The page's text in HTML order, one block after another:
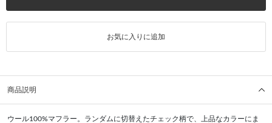
お気に入りに追加
商品説明
ウール100%マフラー。ランダムに切替えたチェック柄で、上品なカラーにま